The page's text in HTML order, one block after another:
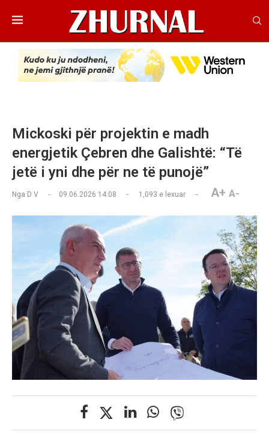
Mickoski për projektin e madh
energjetik Çebren dhe Galishtë: “Të
jetë i yni dhe për ne të punojë”
Nga D V 09.06.2026 14:08 1,093 e lexuar A+ A-